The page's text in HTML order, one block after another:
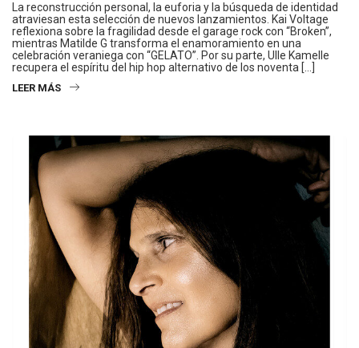
La reconstrucción personal, la euforia y la búsqueda de identidad
atraviesan esta selección de nuevos lanzamientos. Kai Voltage
reflexiona sobre la fragilidad desde el garage rock con “Broken”,
mientras Matilde G transforma el enamoramiento en una
celebración veraniega con “GELATO”. Por su parte, Ulle Kamelle
recupera el espíritu del hip hop alternativo de los noventa […]
LEER MÁS